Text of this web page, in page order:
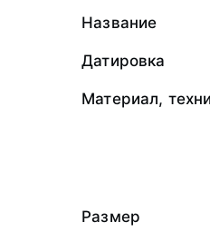
Название
Датировка
Материал,
Размер